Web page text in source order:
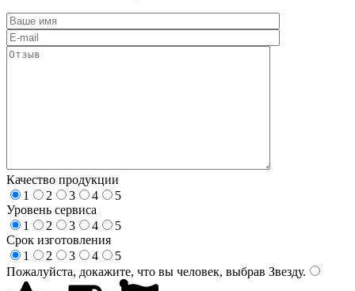
Качество продукции
1
2 3 4
5
Уровень сервиса
1
2 3 4
5
Срок изготовления
1
2 3 4
5
Пожалуйста, докажите, что вы человек, выбрав Звезду.